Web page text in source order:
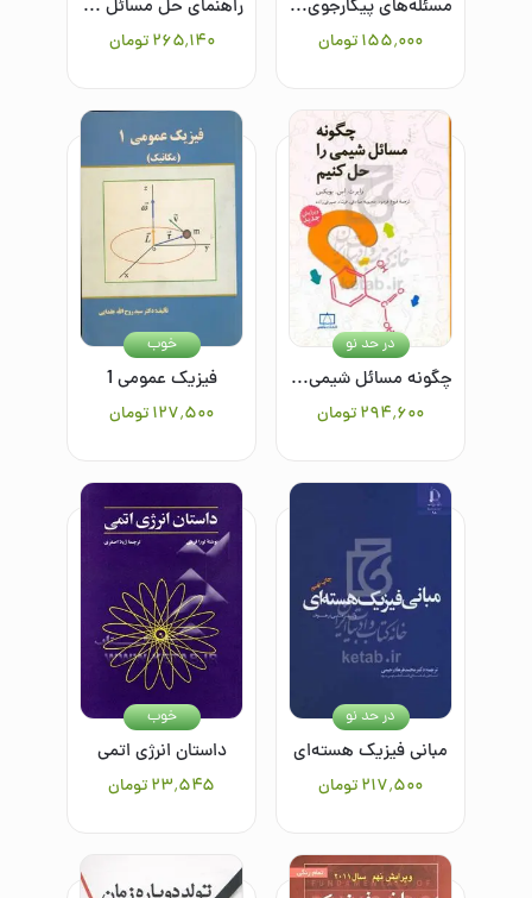
مسئله‌های پیکارجوی فیزیک
۱۵۵٬۰۰۰تومان
راهنمای حل مسائل چگونه مسائل شیمی را حل کنیم
۲۶۵٬۱۴۰ تومان
چگونه مسائل شیمی را حل کنیم
۲۹۴٬۶۰۰تومان
در حد نو
فیزیک عمومی 1
۱۲۷٬۵۰۰تومان
خوب
مبانی فیزیک هسته‌ای
۲۱۷٬۵۰۰تومان
در حد نو
داستان انرژی اتمی
۲۳٬۵۴۵تومان
خوب